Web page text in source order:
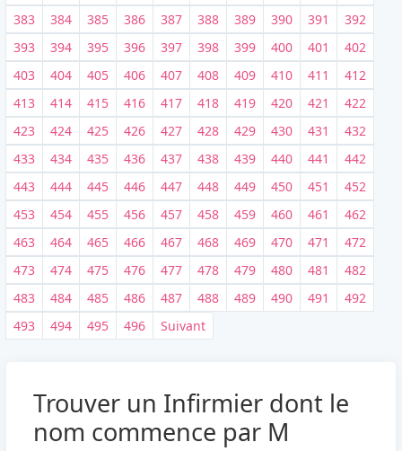
383
384 385 386 387 388 389 390 391
392
393
394 395 396 397 398 399 400 401
402
403
404 405 406 407 408 409 410 411
412
413
414 415 416 417 418 419 420 421
422
423
424 425 426 427 428 429 430 431
432
433
434 435 436 437 438 439 440 441
442
443
444 445 446 447 448 449 450 451
452
453
454 455 456 457 458 459 460 461
462
463
464 465 466 467 468 469 470 471
472
473
474 475 476 477 478 479 480 481
482
483
484 485 486 487 488 489 490 491
492
493
494 495 496 Suivant
Trouver un Infirmier dont le
nom commence par M